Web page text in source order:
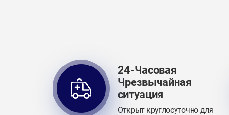
24-Часовая
Чрезвычайная
ситуация
Открыт круглосуточно для